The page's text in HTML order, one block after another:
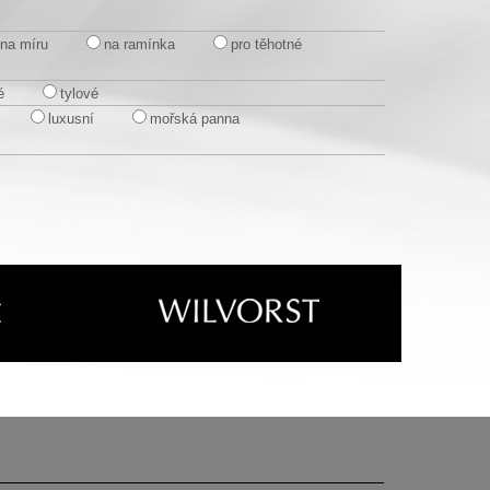
na míru na ramínka pro těhotné
tylové
luxusní
mořská panna